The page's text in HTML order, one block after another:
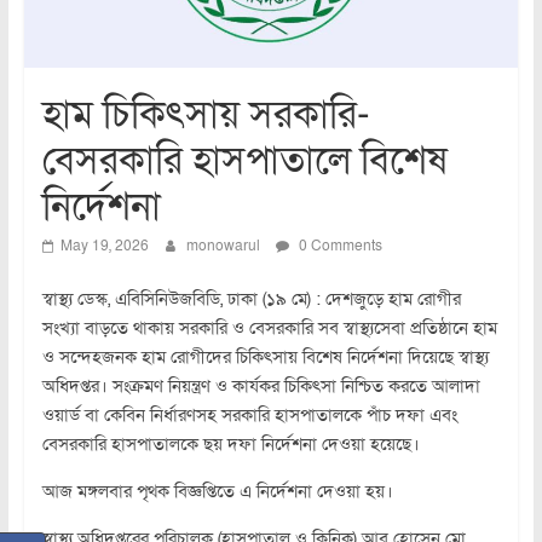
হাম চিকিৎসায় সরকারি-
বেসরকারি হাসপাতালে বিশেষ
নির্দেশনা
May 19, 2026 monowarul 0 Comments
স্বাস্থ্য ডেস্ক, এবিসিনিউজবিডি, ঢাকা (১৯ মে) : দেশজুড়ে হাম রোগীর
সংখ্যা বাড়তে থাকায় সরকারি ও বেসরকারি সব স্বাস্থ্যসেবা প্রতিষ্ঠানে হাম
ও সন্দেহজনক হাম রোগীদের চিকিৎসায় বিশেষ নির্দেশনা দিয়েছে স্বাস্থ্য
অধিদপ্তর। সংক্রমণ নিয়ন্ত্রণ ও কার্যকর চিকিৎসা নিশ্চিত করতে আলাদা
ওয়ার্ড বা কেবিন নির্ধারণসহ সরকারি হাসপাতালকে পাঁচ দফা এবং
বেসরকারি হাসপাতালকে ছয় দফা নির্দেশনা দেওয়া হয়েছে।
আজ মঙ্গলবার পৃথক বিজ্ঞপ্তিতে এ নির্দেশনা দেওয়া হয়।